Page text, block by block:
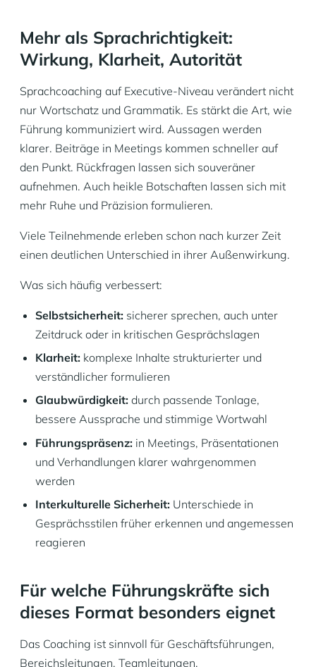
Mehr als Sprachrichtigkeit:
Wirkung, Klarheit, Autorität
Sprachcoaching auf Executive-Niveau verändert nicht
nur Wortschatz und Grammatik. Es stärkt die Art, wie
Führung kommuniziert wird. Aussagen werden
klarer. Beiträge in Meetings kommen schneller auf
den Punkt. Rückfragen lassen sich souveräner
aufnehmen. Auch heikle Botschaften lassen sich mit
mehr Ruhe und Präzision formulieren.
Viele Teilnehmende erleben schon nach kurzer Zeit
einen deutlichen Unterschied in ihrer Außenwirkung.
Was sich häufig verbessert:
Selbstsicherheit: sicherer sprechen, auch unter
Zeitdruck oder in kritischen Gesprächslagen
Klarheit: komplexe Inhalte strukturierter und
verständlicher formulieren
Glaubwürdigkeit: durch passende Tonlage,
bessere Aussprache und stimmige Wortwahl
Führungspräsenz: in Meetings, Präsentationen
und Verhandlungen klarer wahrgenommen
werden
Interkulturelle Sicherheit: Unterschiede in
Gesprächsstilen früher erkennen und angemessen
reagieren
Für welche Führungskräfte sich
dieses Format besonders eignet
Das Coaching ist sinnvoll für Geschäftsführungen,
Bereichsleitungen, Teamleitungen,